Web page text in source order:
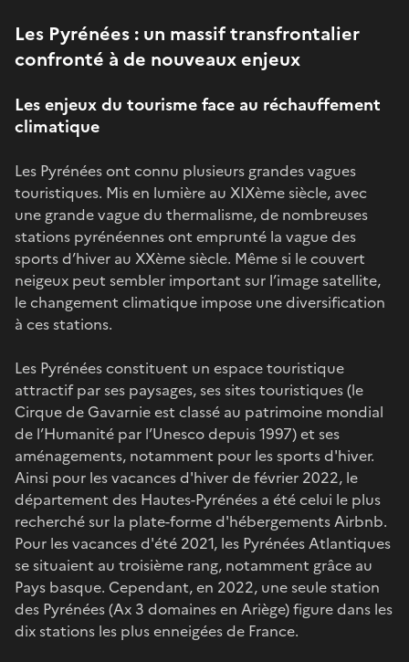
Les Pyrénées : un massif transfrontalier
confronté à de nouveaux enjeux
Les enjeux du tourisme face au réchauffement
climatique
Les Pyrénées ont connu plusieurs grandes vagues
touristiques. Mis en lumière au XIXème siècle, avec
une grande vague du thermalisme, de nombreuses
stations pyrénéennes ont emprunté la vague des
sports d’hiver au XXème siècle. Même si le couvert
neigeux peut sembler important sur l’image satellite,
le changement climatique impose une diversification
à ces stations.
Les Pyrénées constituent un espace touristique
attractif par ses paysages, ses sites touristiques (le
Cirque de Gavarnie est classé au patrimoine mondial
de l’Humanité par l’Unesco depuis 1997) et ses
aménagements, notamment pour les sports d'hiver.
Ainsi pour les vacances d'hiver de février 2022, le
département des Hautes-Pyrénées a été celui le plus
recherché sur la plate-forme d'hébergements Airbnb.
Pour les vacances d'été 2021, les Pyrénées Atlantiques
se situaient au troisième rang, notamment grâce au
Pays basque. Cependant, en 2022, une seule station
des Pyrénées (Ax 3 domaines en Ariège) figure dans les
dix stations les plus enneigées de France.